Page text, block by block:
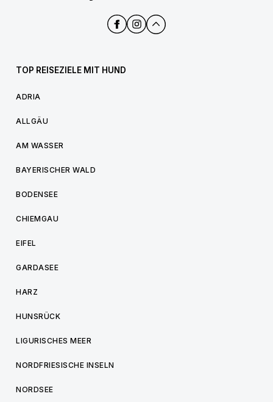
TOP REISEZIELE MIT HUND
ADRIA
ALLGÄU
AM WASSER
BAYERISCHER WALD
BODENSEE
CHIEMGAU
EIFEL
GARDASEE
HARZ
HUNSRÜCK
LIGURISCHES MEER
NORDFRIESISCHE INSELN
NORDSEE